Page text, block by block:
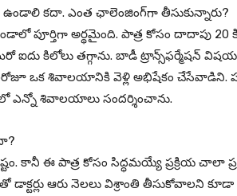
కదా. ఎంత ఛాలెంజింగ్‌గా తీసుకున్నారు?
పూర్తిగా అర్థమైంది. పాత్ర కోసం దాదాపు 20
కిలోలు తగ్గాను. బాడీ ట్రాన్స్‌ఫర్మేషన్
ఒక శివాలయానికి వెళ్లి అభిషేకం చేసేవాడిని.
ఎన్నో శివాలయాలు సందర్శించాను.
కానీ ఈ పాత్ర కోసం సిద్ధమయ్యే ప్రక్రియ చాలా
ఆరు నెలలు విశ్రాంతి తీసుకోవాలని